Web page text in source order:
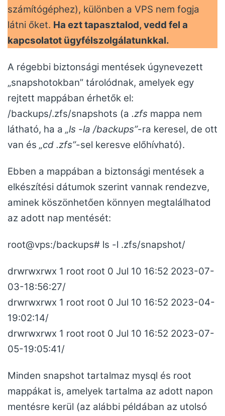
számítógéphez), különben a VPS nem fogja
látni őket. Ha ezt tapasztalod, vedd fel a
kapcsolatot ügyfélszolgálatunkkal.
A régebbi biztonsági mentések úgynevezett
„snapshotokban” tárolódnak, amelyek egy
rejtett mappában érhetők el:
/backups/.zfs/snapshots (a .zfs mappa nem
látható, ha a „ls -la /backups”-ra keresel, de ott
van és „cd .zfs”-sel keresve előhívható).
Ebben a mappában a biztonsági mentések a
elkészítési dátumok szerint vannak rendezve,
aminek köszönhetően könnyen megtalálhatod
az adott nap mentését:
root@vps:/backups# ls -l .zfs/snapshot/
drwrwxrwx 1 root root 0 Jul 10 16:52 2023-07-
03-18:56:27/
drwrwxrwx 1 root root 0 Jul 10 16:52 2023-04-
19:02:14/
drwrwxrwx 1 root root 0 Jul 10 16:52 2023-07-
05-19:05:41/
Minden snapshot tartalmaz mysql és root
mappákat is, amelyek tartalma az adott napon
mentésre kerül (az alábbi példában az utolsó